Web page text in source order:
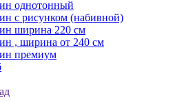
однотонный
с рисунком (набивной)
ширина 220 см
, ширина от 240 см
премиум